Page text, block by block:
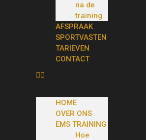
na de
training
AFSPRAAK
SPORTVASTEN
TARIEVEN
CONTACT
HOME
OVER ONS
EMS TRAINING
Hoe